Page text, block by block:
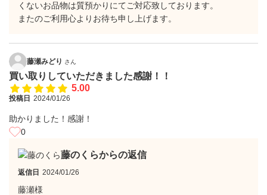
くないお品物は質預かりにてご対応致しております。
またのご利用心よりお待ち申し上げます。
藤瀬みどり さん
買い取りしていただきました感謝！！
5.00
投稿日 2024/01/26
助かりました！感謝！
0
藤のくらからの返信
返信日 2024/01/26
藤瀬様